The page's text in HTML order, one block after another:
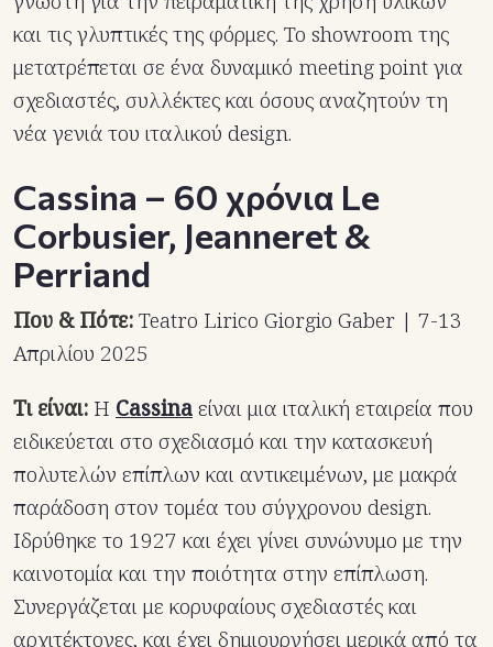
και τις γλυπτικές της φόρμες. Το showroom της
μετατρέπεται σε ένα δυναμικό meeting point για
σχεδιαστές, συλλέκτες και όσους αναζητούν τη
νέα γενιά του ιταλικού design.
Cassina – 60 χρόνια Le
Corbusier, Jeanneret &
Perriand
Που & Πότε:Teatro Lirico Giorgio Gaber | 7-13
Απριλίου 2025
Τι είναι: Η Cassinaείναι μια ιταλική εταιρεία που
ειδικεύεται στο σχεδιασμό και την κατασκευή
πολυτελών επίπλων και αντικειμένων, με μακρά
παράδοση στον τομέα του σύγχρονου design.
Ιδρύθηκε το 1927 και έχει γίνει συνώνυμο με την
καινοτομία και την ποιότητα στην επίπλωση.
Συνεργάζεται με κορυφαίους σχεδιαστές και
αρχιτέκτονες, και έχει δημιουργήσει μερικά από τα